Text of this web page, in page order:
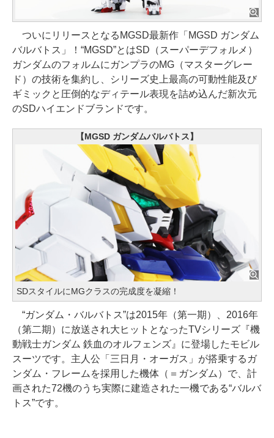
ついにリリースとなるMGSD最新作「MGSD ガンダム
バルバトス」！“MGSD”とはSD（スーパーデフォルメ）
ガンダムのフォルムにガンプラのMG（マスターグレー
ド）の技術を集約し、シリーズ史上最高の可動性能及び
ギミックと圧倒的なディテール表現を詰め込んだ新次元
のSDハイエンドブランドです。
【MGSD ガンダムバルバトス】
SDスタイルにMGクラスの完成度を凝縮！
“ガンダム・バルバトス”は2015年（第一期）、2016年
（第二期）に放送され大ヒットとなったTVシリーズ『機
動戦士ガンダム 鉄血のオルフェンズ』に登場したモビル
スーツです。主人公「三日月・オーガス」が搭乗するガ
ンダム・フレームを採用した機体（＝ガンダム）で、計
画された72機のうち実際に建造された一機である“バルバ
トス”です。